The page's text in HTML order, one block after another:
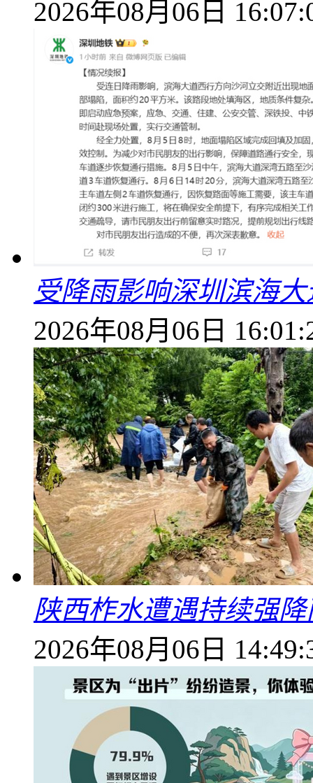
2026年08月06日
受降雨影响深圳滨海
2026年08月06日
陕西柞水遭遇持续强
2026年08月06日